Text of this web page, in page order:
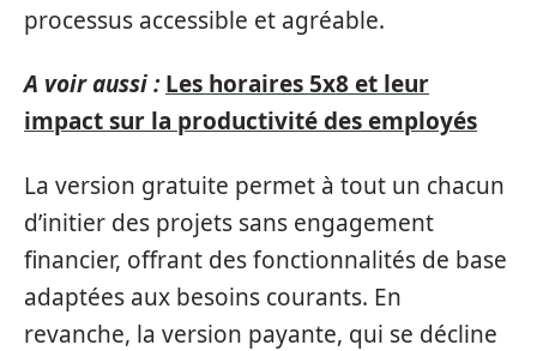
processus accessible et agréable.
A voir aussi : Les horaires 5x8 et leur
impact sur la productivité des employés
La version gratuite permet à tout un chacun
d’initier des projets sans engagement
financier, offrant des fonctionnalités de base
adaptées aux besoins courants. En
revanche, la version payante, qui se décline